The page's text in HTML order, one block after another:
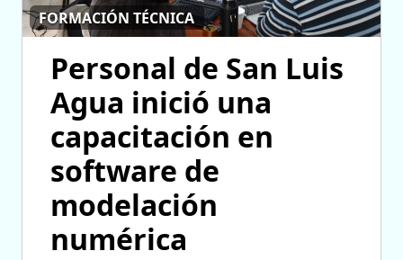
FORMACIÓN TÉCNICA
Personal de San Luis
Agua inició una
capacitación en
software de
modelación
numérica